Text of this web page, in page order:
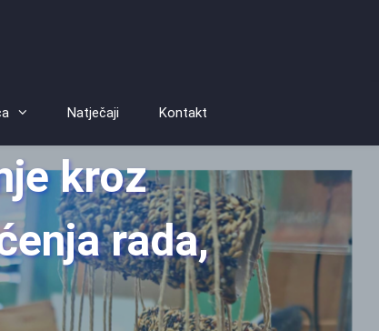
Natječaji Kontakt
kroz
rada,